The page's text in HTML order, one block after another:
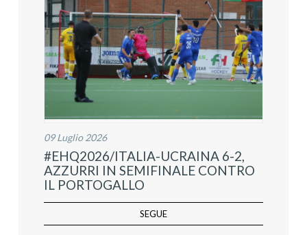
09 Luglio 2026
#EHQ2026/ITALIA-UCRAINA 6-2,
AZZURRI IN SEMIFINALE CONTRO
IL PORTOGALLO
SEGUE